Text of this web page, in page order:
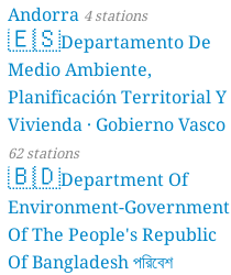
Andorra 4 stations
🇪🇸Departamento De
Medio Ambiente,
Planificación Territorial Y
Vivienda · Gobierno Vasco
62 stations
🇧🇩Department Of
Environment-Government
Of The People's Republic
Of Bangladesh পরিবেশ